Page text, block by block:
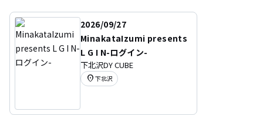
2026/09/27
MinakataIzumi presents
L G I N-ログイン-
下北沢DY CUBE
location_on 下北沢